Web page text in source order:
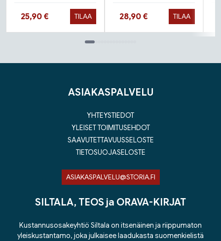
Hinta nyt
25,90 € TILAA Hinta nyt
28,90 € TILAA
ASIAKASPALVELU
YHTEYSTIEDOT
YLEISET TOIMITUSEHDOT
SAAVUTETTAVUUSSELOSTE
TIETOSUOJASELOSTE
ASIAKASPALVELU@STORIA.FI
SILTALA, TEOS ja ORAVA-KIRJAT
Kustannusosakeyhtiö Siltala on itsenäinen ja riippumaton
yleiskustantamo, joka julkaisee laadukasta suomenkielistä